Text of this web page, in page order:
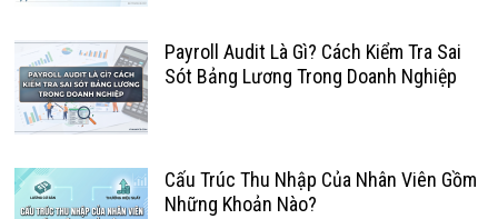
Payroll Audit Là Gì? Cách Kiểm Tra Sai
Sót Bảng Lương Trong Doanh Nghiệp
Cấu Trúc Thu Nhập Của Nhân Viên Gồm
Những Khoản Nào?